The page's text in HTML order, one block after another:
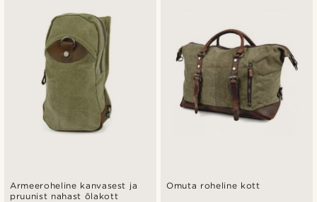
Armeeroheline kanvasest ja
pruunist nahast õlakott
Omuta roheline kott